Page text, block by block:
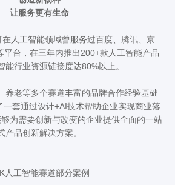
让服务更有生命
人工智能领域曾服务过百度、腾讯、京
平台，在三年内推出200+款人工智能产品
能行业资源链接度达80%以上。
养老等多个赛道丰富的品牌合作经验基础
一套通过设计+AI技术帮助企业实现商业落
为需要创新与改变的企业提供全面的一站
产品创新解决方案。
人工智能赛道部分案例